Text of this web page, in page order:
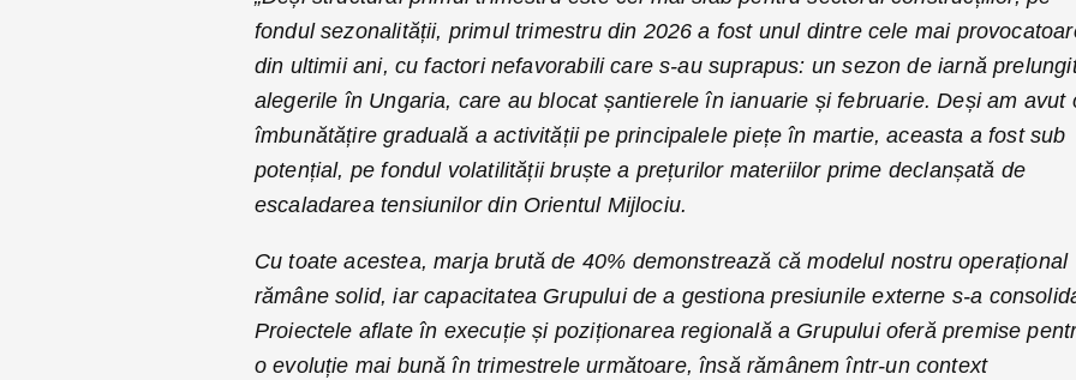
fondul sezonalității, primul trimestru din 2026 a fost unul dintre cele mai
din ultimii ani, cu factori nefavorabili care s-au suprapus: un sezon de iarnă
alegerile în Ungaria, care au blocat șantierele în ianuarie și februarie. Deși am avut
îmbunătățire graduală a activității pe principalele piețe în martie, aceasta a fost sub
potențial, pe fondul volatilității bruște a prețurilor materiilor prime declanșată de
escaladarea tensiunilor din Orientul Mijlociu.
Cu toate acestea, marja brută de 40% demonstrează că modelul nostru operațional
rămâne solid, iar capacitatea Grupului de a gestiona presiunile externe s-a
Proiectele aflate în execuție și poziționarea regională a Grupului oferă premise
o evoluție mai bună în trimestrele următoare, însă rămânem într-un context